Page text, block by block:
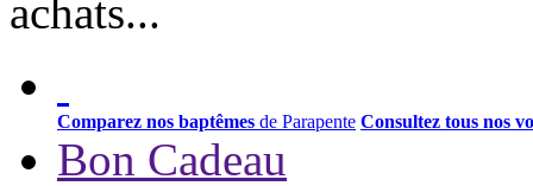
Comparez nos baptêmes de Parapente Consultez tous nos
Bon Cadeau